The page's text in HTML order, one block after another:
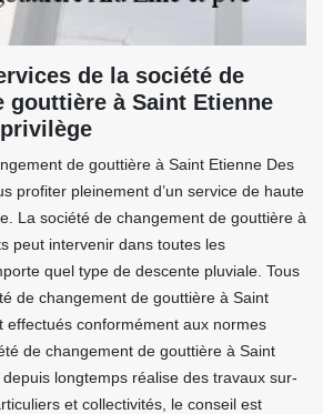
de la société de
gouttière à Saint Etienne
de gouttière à Saint Etienne Des
profiter pleinement d’un service de haute
La société de changement de gouttière à
peut intervenir dans toutes les
quel type de descente pluviale. Tous
de changement de gouttière à Saint
effectués conformément aux normes
de changement de gouttière à Saint
longtemps réalise des travaux sur-
et collectivités, le conseil est